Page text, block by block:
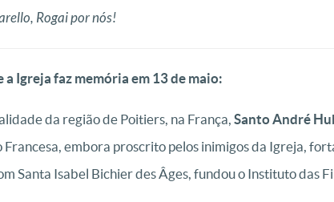
Rogai por nós!
Igreja faz memória em 13 de maio:
da região de Poitiers, na França, Santo André
embora proscrito pelos inimigos da Igreja,
Santa Isabel Bichier des Âges, fundou o Instituto das